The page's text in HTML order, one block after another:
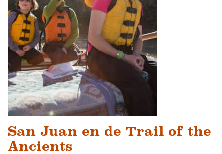
San Juan en de Trail of the
Ancients